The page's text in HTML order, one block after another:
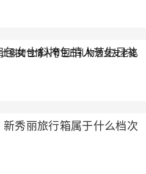
包女士斜挎包情人节生日礼
秀丽旅行箱属于什么档次